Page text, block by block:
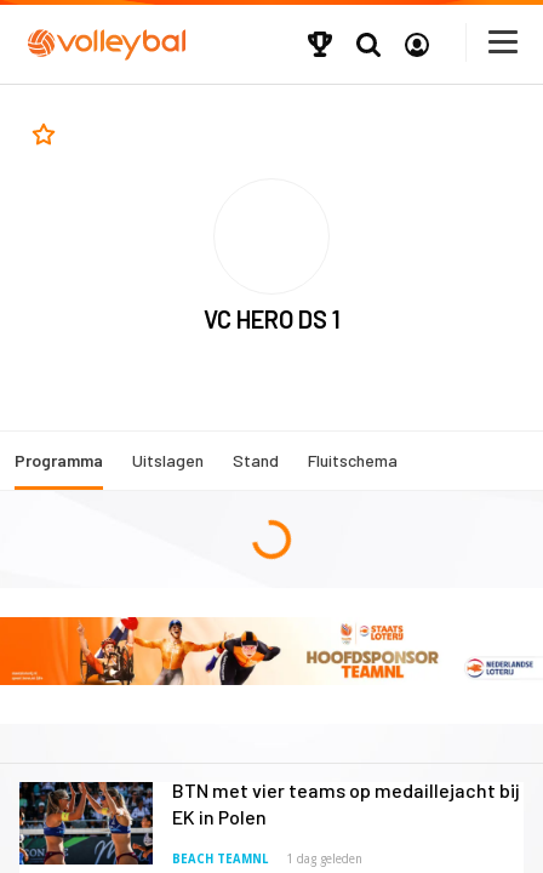
VC HERO DS 1
Programma Uitslagen Stand Fluitschema
BTN met vier teams op medaillejacht bij
EK in Polen
BEACH TEAMNL 1 dag geleden